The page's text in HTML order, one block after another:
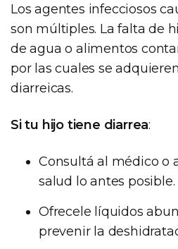
Los agentes infecciosos
son múltiples. La falta de
de agua o alimentos
por las cuales se
diarreicas.
Si tu hijo tiene diarrea:
Consultá al médico o
salud lo antes posible.
Ofrecele líquidos
prevenir la